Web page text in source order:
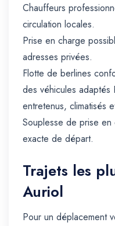
Chauffeurs
circulation locales.
Prise en charge
adresses privées.
Flotte de berlines
des véhicules adaptés
entretenus, climatisés
Souplesse de prise
exacte de départ.
Trajets les
Auriol
Pour un déplacement